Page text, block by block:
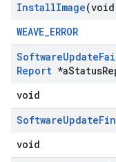
InstallImage
WEAVE_ERROR
SoftwareUpdate
Report *aStatus
void
SoftwareUpdate
void